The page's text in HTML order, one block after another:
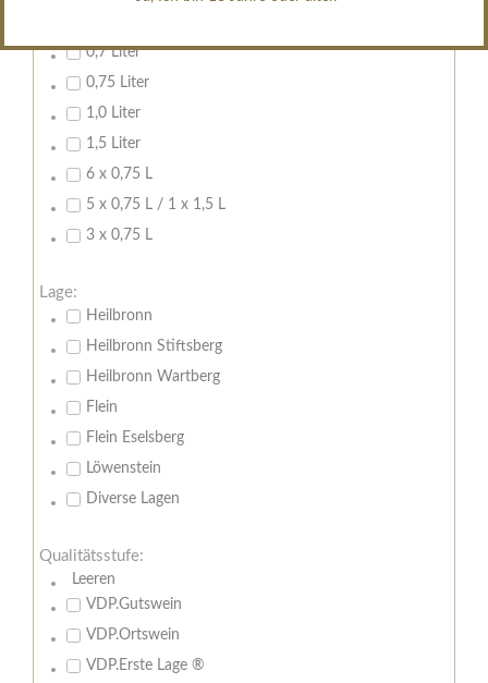
0,7 Liter
0,75 Liter
1,0 Liter
1,5 Liter
6 x 0,75 L
5 x 0,75 L / 1 x 1,5 L
3 x 0,75 L
Lage:
Heilbronn
Heilbronn Stiftsberg
Heilbronn Wartberg
Flein
Flein Eselsberg
Löwenstein
Diverse Lagen
Qualitätsstufe:
Leeren
VDP.Gutswein
VDP.Ortswein
VDP.Erste Lage ®